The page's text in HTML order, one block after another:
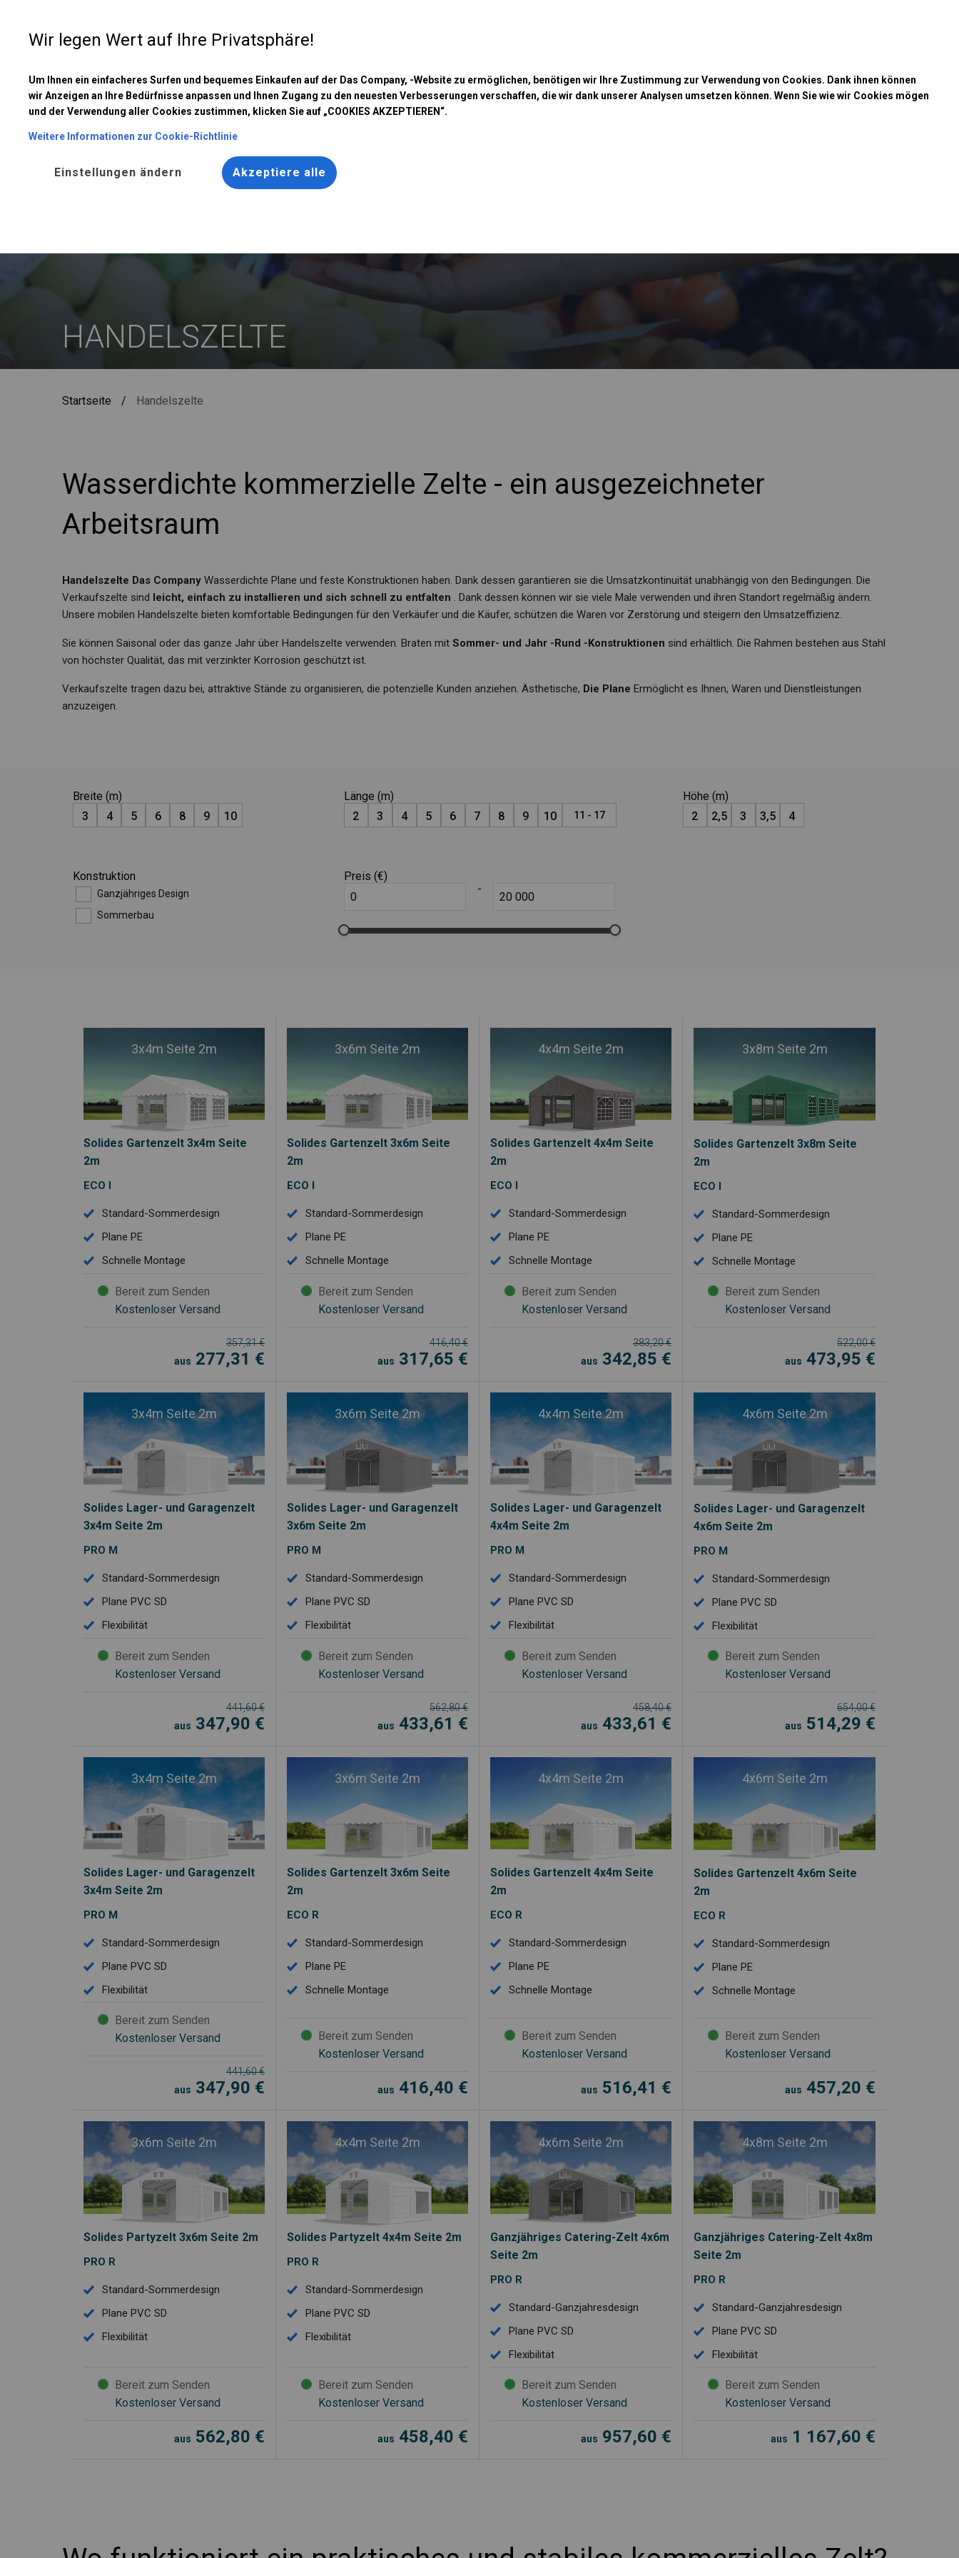
Entwerfen Sie Ihr Zelt
HANDELSZELTE
Startseite / Handelszelte
Wasserdichte kommerzielle Zelte - ein ausgezeichneter
Arbeitsraum
Handelszelte Das Company Wasserdichte Plane und feste Konstruktionen haben. Dank dessen garantieren sie die Umsatzkontinuität unabhängig von den Bedingungen. Die
Verkaufszelte sind leicht, einfach zu installieren und sich schnell zu entfalten . Dank dessen können wir sie viele Male verwenden und ihren Standort regelmäßig ändern.
Unsere mobilen Handelszelte bieten komfortable Bedingungen für den Verkäufer und die Käufer, schützen die Waren vor Zerstörung und steigern den Umsatzeffizienz.
Sie können Saisonal oder das ganze Jahr über Handelszelte verwenden. Braten mit Sommer- und Jahr -Rund -Konstruktionen sind erhältlich. Die Rahmen bestehen aus Stahl
von höchster Qualität, das mit verzinkter Korrosion geschützt ist.
Verkaufszelte tragen dazu bei, attraktive Stände zu organisieren, die potenzielle Kunden anziehen. Ästhetische, Die Plane Ermöglicht es Ihnen, Waren und Dienstleistungen
anzuzeigen.
Breite (m)
3
4 5 6 8 9 10
Länge (m)
2
3 4 5 6 7 8 9 10 11 - 17
Höhe (m)
2
2,5 3 3,5 4
Konstruktion
Ganzjähriges Design
Sommerbau
Preis (€)
-
3x4m Seite 2m
Solides Gartenzelt 3x4m Seite
2m
ECO I
Standard-Sommerdesign
Plane PE
Schnelle Montage
Bereit zum Senden
Kostenloser Versand
357,31€
aus 277,31 €
3x6m Seite 2m
Solides Gartenzelt 3x6m Seite
2m
ECO I
Standard-Sommerdesign
Plane PE
Schnelle Montage
Bereit zum Senden
Kostenloser Versand
416,40€
aus 317,65 €
4x4m Seite 2m
Solides Gartenzelt 4x4m Seite
2m
ECO I
Standard-Sommerdesign
Plane PE
Schnelle Montage
Bereit zum Senden
Kostenloser Versand
383,20€
aus 342,85 €
3x8m Seite 2m
Solides Gartenzelt 3x8m Seite
2m
ECO I
Standard-Sommerdesign
Plane PE
Schnelle Montage
Bereit zum Senden
Kostenloser Versand
522,00€
aus 473,95 €
3x4m Seite 2m
Solides Lager- und Garagenzelt
3x4m Seite 2m
PRO M
Standard-Sommerdesign
Plane PVC SD
Flexibilität
Bereit zum Senden
Kostenloser Versand
441,60€
aus 347,90 €
3x6m Seite 2m
Solides Lager- und Garagenzelt
3x6m Seite 2m
PRO M
Standard-Sommerdesign
Plane PVC SD
Flexibilität
Bereit zum Senden
Kostenloser Versand
562,80€
aus 433,61 €
4x4m Seite 2m
Solides Lager- und Garagenzelt
4x4m Seite 2m
PRO M
Standard-Sommerdesign
Plane PVC SD
Flexibilität
Bereit zum Senden
Kostenloser Versand
458,40€
aus 433,61 €
4x6m Seite 2m
Solides Lager- und Garagenzelt
4x6m Seite 2m
PRO M
Standard-Sommerdesign
Plane PVC SD
Flexibilität
Bereit zum Senden
Kostenloser Versand
654,00€
aus 514,29 €
3x4m Seite 2m
Solides Lager- und Garagenzelt
3x4m Seite 2m
PRO M
Standard-Sommerdesign
Plane PVC SD
Flexibilität
Bereit zum Senden
Kostenloser Versand
441,60€
aus 347,90 €
3x6m Seite 2m
Solides Gartenzelt 3x6m Seite
2m
ECO R
Standard-Sommerdesign
Plane PE
Schnelle Montage
Bereit zum Senden
Kostenloser Versand
aus 416,40 €
4x4m Seite 2m
Solides Gartenzelt 4x4m Seite
2m
ECO R
Standard-Sommerdesign
Plane PE
Schnelle Montage
Bereit zum Senden
Kostenloser Versand
aus 516,41 €
4x6m Seite 2m
Solides Gartenzelt 4x6m Seite
2m
ECO R
Standard-Sommerdesign
Plane PE
Schnelle Montage
Bereit zum Senden
Kostenloser Versand
aus 457,20 €
3x6m Seite 2m
Solides Partyzelt 3x6m Seite 2m
PRO R
Standard-Sommerdesign
Plane PVC SD
Flexibilität
Bereit zum Senden
Kostenloser Versand
aus 562,80 €
4x4m Seite 2m
Solides Partyzelt 4x4m Seite 2m
PRO R
Standard-Sommerdesign
Plane PVC SD
Flexibilität
Bereit zum Senden
Kostenloser Versand
aus 458,40 €
4x6m Seite 2m
Ganzjähriges Catering-Zelt 4x6m
Seite 2m
PRO R
Standard-Ganzjahresdesign
Plane PVC SD
Flexibilität
Bereit zum Senden
Kostenloser Versand
aus 957,60 €
4x8m Seite 2m
Ganzjähriges Catering-Zelt 4x8m
Seite 2m
PRO R
Standard-Ganzjahresdesign
Plane PVC SD
Flexibilität
Bereit zum Senden
Kostenloser Versand
aus 1 167,60 €
Wir legen Wert auf Ihre Privatsphäre!
Um Ihnen ein einfacheres Surfen und bequemes Einkaufen auf der Das Company, -Website zu ermöglichen, benötigen wir Ihre Zustimmung zur Verwendung von Cookies. Dank ihnen können
wir Anzeigen an Ihre Bedürfnisse anpassen und Ihnen Zugang zu den neuesten Verbesserungen verschaffen, die wir dank unserer Analysen umsetzen können. Wenn Sie wie wir Cookies mögen
und der Verwendung aller Cookies zustimmen, klicken Sie auf „COOKIES AKZEPTIEREN“.
Weitere Informationen zur Cookie-Richtlinie
Einstellungen ändern Akzeptiere alle